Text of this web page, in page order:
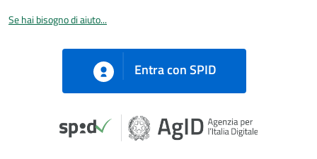
Se hai bisogno di aiuto...
Entra con SPID